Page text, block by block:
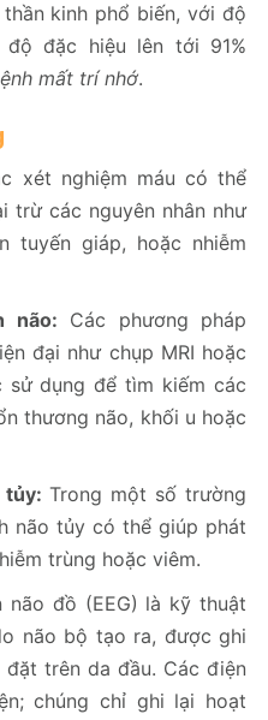
kinh phổ biến, với độ
độ đặc hiệu lên tới 91%
mất trí nhớ.
xét nghiệm máu có thể
trừ các nguyên nhân như
tuyến giáp, hoặc nhiễm
não: Các phương pháp
đại như chụp MRI hoặc
dụng để tìm kiếm các
thương não, khối u hoặc
tủy: Trong một số trường
não tủy có thể giúp phát
trùng hoặc viêm.
não đồ (EEG) là kỹ thuật
não bộ tạo ra, được ghi
trên da đầu. Các điện
chúng chỉ ghi lại hoạt